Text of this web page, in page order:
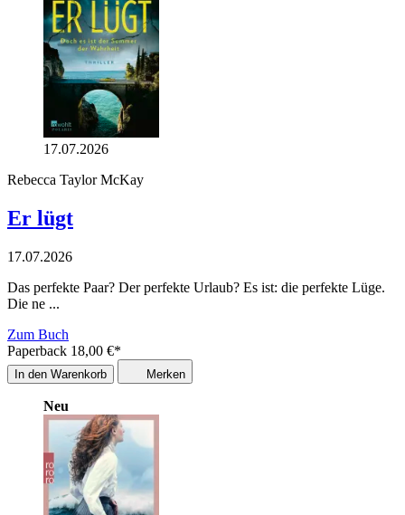
17.07.2026
Rebecca Taylor McKay
Er lügt
17.07.2026
Das perfekte Paar? Der perfekte Urlaub? Es ist: die perfekte Lüge.
Die ne ...
Zum Buch
Paperback 18,00 €*
In den Warenkorb Merken
Neu